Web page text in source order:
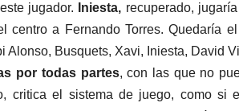
jugador.
Iniesta, recuperado,
centro a Fernando Torres. Quedaría
Alonso, Busquets, Xavi, Iniesta, David
por todas partes, con las que no
critica el sistema de juego, como si